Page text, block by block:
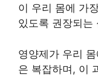
이 우리 몸에 가
있도록 권장되는
영양제가 우리
은 복잡하며, 이